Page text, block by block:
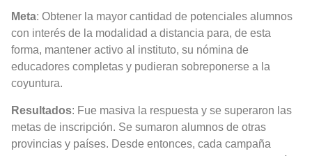
Meta: Obtener la mayor cantidad de potenciales alumnos
con interés de la modalidad a distancia para, de esta
forma, mantener activo al instituto, su nómina de
educadores completas y pudieran sobreponerse a la
coyuntura.
Resultados: Fue masiva la respuesta y se superaron las
metas de inscripción. Se sumaron alumnos de otras
provincias y países. Desde entonces, cada campaña